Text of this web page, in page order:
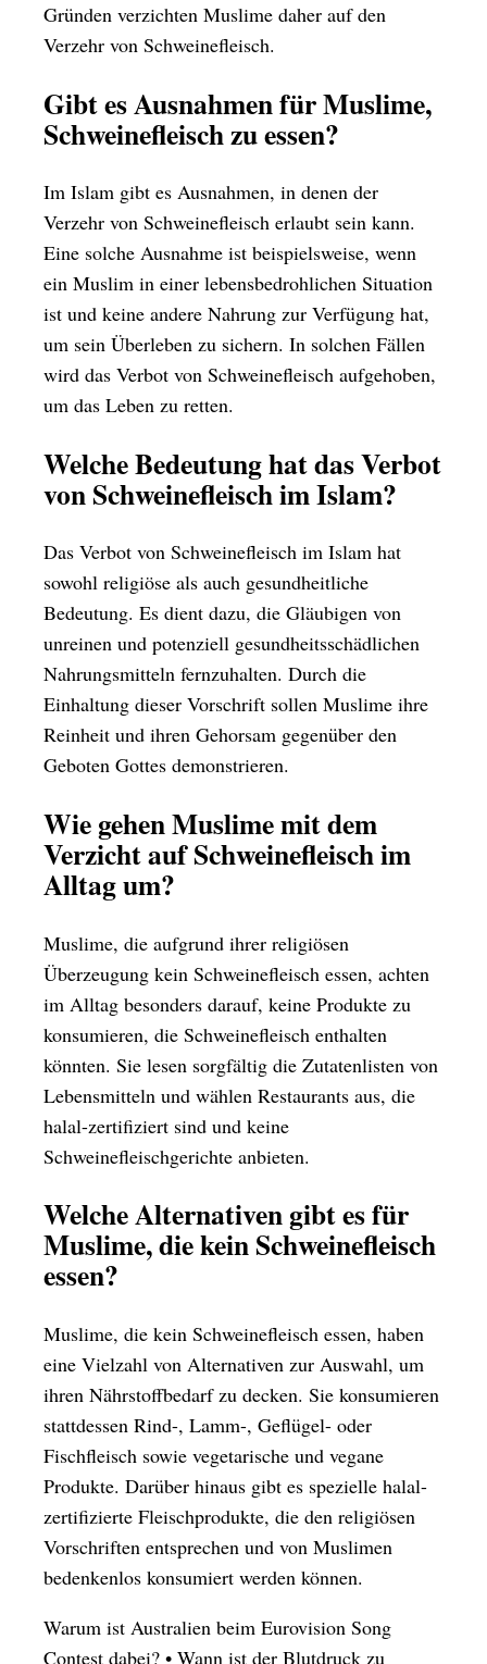
Gründen verzichten Muslime daher auf den
Verzehr von Schweinefleisch.
Gibt es Ausnahmen für Muslime,
Schweinefleisch zu essen?
Im Islam gibt es Ausnahmen, in denen der
Verzehr von Schweinefleisch erlaubt sein kann.
Eine solche Ausnahme ist beispielsweise, wenn
ein Muslim in einer lebensbedrohlichen Situation
ist und keine andere Nahrung zur Verfügung hat,
um sein Überleben zu sichern. In solchen Fällen
wird das Verbot von Schweinefleisch aufgehoben,
um das Leben zu retten.
Welche Bedeutung hat das Verbot
von Schweinefleisch im Islam?
Das Verbot von Schweinefleisch im Islam hat
sowohl religiöse als auch gesundheitliche
Bedeutung. Es dient dazu, die Gläubigen von
unreinen und potenziell gesundheitsschädlichen
Nahrungsmitteln fernzuhalten. Durch die
Einhaltung dieser Vorschrift sollen Muslime ihre
Reinheit und ihren Gehorsam gegenüber den
Geboten Gottes demonstrieren.
Wie gehen Muslime mit dem
Verzicht auf Schweinefleisch im
Alltag um?
Muslime, die aufgrund ihrer religiösen
Überzeugung kein Schweinefleisch essen, achten
im Alltag besonders darauf, keine Produkte zu
konsumieren, die Schweinefleisch enthalten
könnten. Sie lesen sorgfältig die Zutatenlisten von
Lebensmitteln und wählen Restaurants aus, die
halal-zertifiziert sind und keine
Schweinefleischgerichte anbieten.
Welche Alternativen gibt es für
Muslime, die kein Schweinefleisch
essen?
Muslime, die kein Schweinefleisch essen, haben
eine Vielzahl von Alternativen zur Auswahl, um
ihren Nährstoffbedarf zu decken. Sie konsumieren
stattdessen Rind-, Lamm-, Geflügel- oder
Fischfleisch sowie vegetarische und vegane
Produkte. Darüber hinaus gibt es spezielle halal-
zertifizierte Fleischprodukte, die den religiösen
Vorschriften entsprechen und von Muslimen
bedenkenlos konsumiert werden können.
Warum ist Australien beim Eurovision Song
Contest dabei? • Wann ist der Blutdruck zu